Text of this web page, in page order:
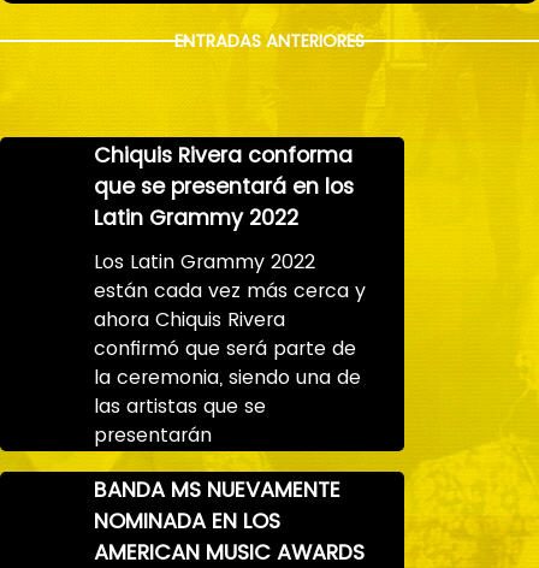
ENTRADAS ANTERIORES
Chiquis Rivera conforma
que se presentará en los
Latin Grammy 2022
Los Latin Grammy 2022
están cada vez más cerca y
ahora Chiquis Rivera
confirmó que será parte de
la ceremonia, siendo una de
las artistas que se
presentarán
BANDA MS NUEVAMENTE
NOMINADA EN LOS
AMERICAN MUSIC AWARDS